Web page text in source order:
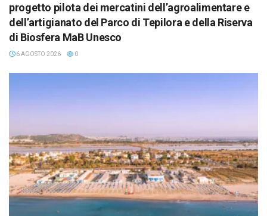
progetto pilota dei mercatini dell’agroalimentare e
dell’artigianato del Parco di Tepilora e della Riserva
di Biosfera MaB Unesco
6 AGOSTO 2026 0